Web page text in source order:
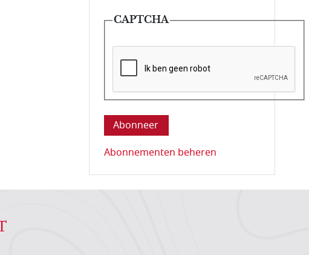
CAPTCHA
Deze vraag is om te controleren dat u
Abonnementen beheren